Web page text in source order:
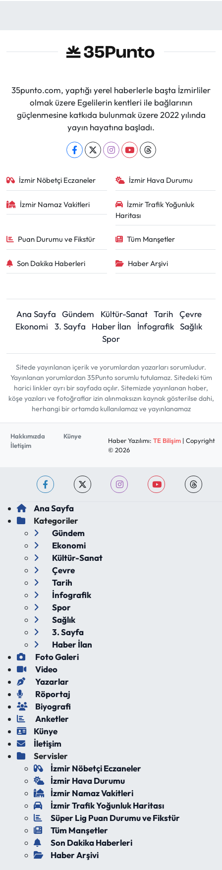
35punto.com, yaptığı yerel haberlerle başta İzmirliler
olmak üzere Egelilerin kentleri ile bağlarının
güçlenmesine katkıda bulunmak üzere 2022 yılında
yayın hayatına başladı.
İzmir Nöbetçi Eczaneler İzmir Hava Durumu
İzmir Namaz Vakitleri
İzmir Trafik Yoğunluk
Haritası
Puan Durumu ve Fikstür Tüm Manşetler
Son Dakika Haberleri Haber Arşivi
Ana Sayfa Gündem Kültür-Sanat Tarih
Çevre
Ekonomi
3. Sayfa Haber İlan İnfografik Sağlık
Spor
Sitede yayınlanan içerik ve yorumlardan yazarları sorumludur.
Yayınlanan yorumlardan 35Punto sorumlu tutulamaz. Sitedeki tüm
harici linkler ayrı bir sayfada açılır. Sitemizde yayınlanan haber,
köşe yazıları ve fotoğraflar izin alınmaksızın kaynak gösterilse dahi,
herhangi bir ortamda kullanılamaz ve yayınlanamaz
Hakkımızda
Künye
İletişim
Haber Yazılımı: TE Bilişim| Copyright
© 2026
Ana Sayfa
Kategoriler
Gündem
Ekonomi
Kültür-Sanat
Çevre
Tarih
İnfografik
Spor
Sağlık
3. Sayfa
Haber İlan
Foto Galeri
Video
Yazarlar
Röportaj
Biyografi
Anketler
Künye
İletişim
Servisler
İzmir Nöbetçi Eczaneler
İzmir Hava Durumu
İzmir Namaz Vakitleri
İzmir Trafik Yoğunluk Haritası
Süper Lig Puan Durumu ve Fikstür
Tüm Manşetler
Son Dakika Haberleri
Haber Arşivi